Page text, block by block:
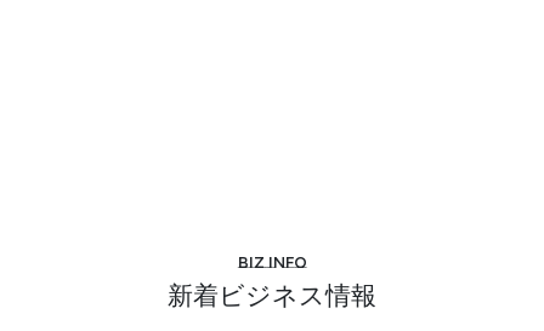
Biz info
新着ビジネス情報